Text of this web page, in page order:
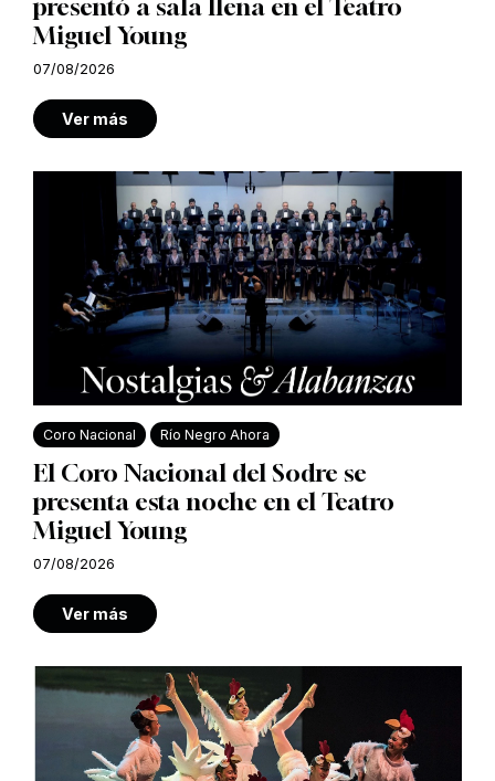
presentó a sala llena en el Teatro
Miguel Young
07/08/2026
Ver más
Coro Nacional Río Negro Ahora
El Coro Nacional del Sodre se
presenta esta noche en el Teatro
Miguel Young
07/08/2026
Ver más